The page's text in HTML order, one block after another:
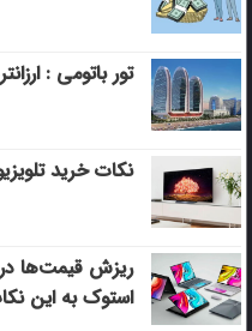
تور باتومی :
نکات خرید تلویزیون
ریزش قیمت‌ها در
استوک به این